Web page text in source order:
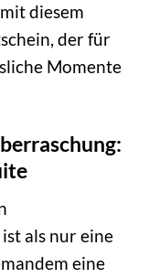
diesem
der für
Momente
als nur eine
eine